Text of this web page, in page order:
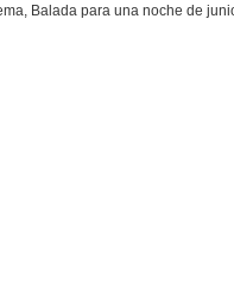
Balada para una noche de